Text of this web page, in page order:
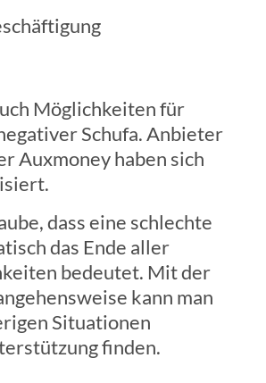
Möglichkeiten für
Schufa. Anbieter
Auxmoney haben sich
dass eine schlechte
das Ende aller
bedeutet. Mit der
kann man
Situationen
finden.